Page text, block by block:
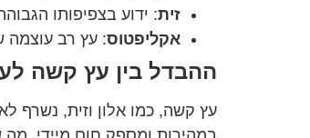
זית: ידוע בצפיפותו
אקליפטוס: עץ רב עוצמה
ההבדל בין עץ קשה
עץ קשה, כמו אלון וזית, נשרף